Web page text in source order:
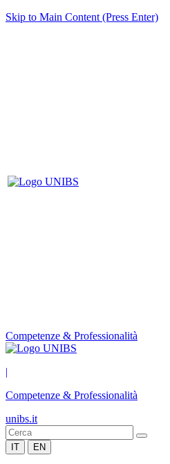
Skip to Main Content (Press Enter)
Competenze & Professionalità
|
Competenze & Professionalità
unibs.it
IT EN